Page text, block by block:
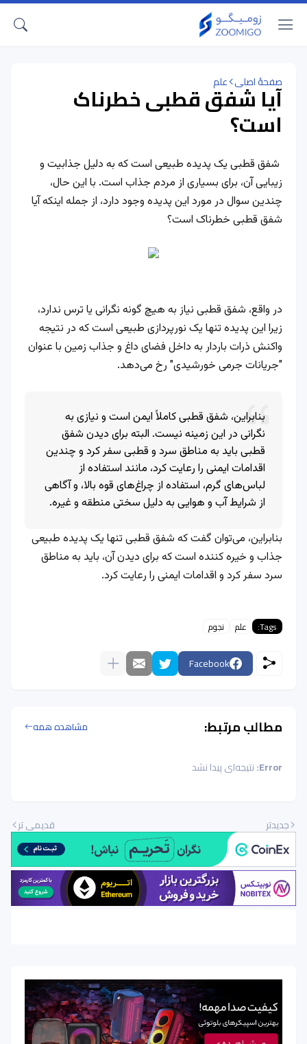
صفحهٔ اصلی علم
آیا شفق قطبی خطرناک
است؟
شفق قطبی یک پدیده طبیعی است که به دلیل جذابیت و
زیبایی آن، برای بسیاری از مردم جذاب است. با این حال،
چندین سوال در مورد این پدیده وجود دارد، از جمله اینکه آیا
شفق قطبی خطرناک است؟
در واقع، شفق قطبی نیاز به هیچ گونه نگرانی یا ترس ندارد،
زیرا این پدیده تنها یک نورپردازی طبیعی است که در نتیجه
واکنش ذرات باردار به داخل فضای داغ و جذاب زمین با عنوان
"جریانات جرمی خورشیدی" رخ می‌دهد.
بنابراین، شفق قطبی کاملاً ایمن است و نیازی به
نگرانی در این زمینه نیست. البته برای دیدن شفق
قطبی باید به مناطق سرد و قطبی سفر کرد و چندین
اقدامات ایمنی را رعایت کرد، مانند استفاده از
لباس‌های گرم، استفاده از چراغ‌های قوه بالا، و آگاهی
از شرایط آب و هوایی به دلیل سختی منطقه و غیره.
بنابراین، می‌توان گفت که شفق قطبی تنها یک پدیده طبیعی
جذاب و خیره کننده است که برای دیدن آن، باید به مناطق
سرد سفر کرد و اقدامات ایمنی را رعایت کرد.
Tags: علم نجوم
Facebook
مطالب مرتبط: مشاهده همه
Error: نتیجه‌ای پیدا نشد
جدیدتر قدیمی تر